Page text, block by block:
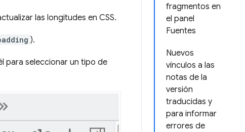
fragmentos en
el panel
Fuentes
Nuevos
vínculos a las
notas de la
versión
traducidas y
para informar
errores de
las longitudes en CSS.
).
para seleccionar un tipo de